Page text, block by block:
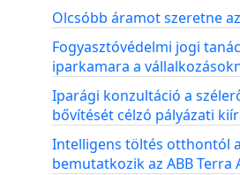
Olcsóbb áramot szeretne
Fogyasztóvédelmi jogi
iparkamara a
Iparági konzultáció a
bővítését célzó pályázati
Intelligens töltés otthontól
bemutatkozik az ABB Terra